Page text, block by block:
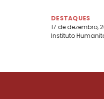
DESTAQUES
17 de dezembro,
Instituto